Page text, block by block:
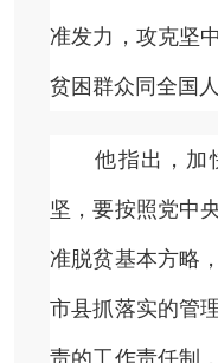
准发力，攻克坚
贫困群众同全国
他指出，加快
坚，要按照党中
准脱贫基本方略
市县抓落实的管
责的工作责任制